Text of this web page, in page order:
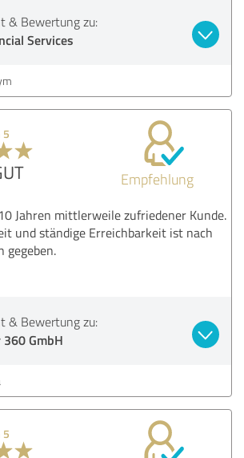
& Bewertung zu:
Services
5
Empfehlung
Jahren mittlerweile zufriedener Kunde.
und ständige Erreichbarkeit ist nach
gegeben.
& Bewertung zu:
GmbH
5